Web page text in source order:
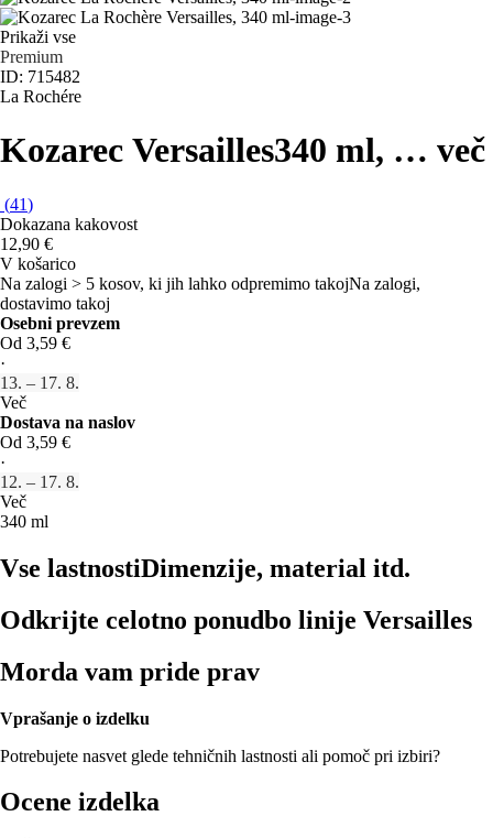
Prikaži vse
Premium
ID: 715482
La Rochére
Kozarec Versailles340 ml, … več
(41)
Dokazana kakovost
12,90 €
V košarico
Na zalogi > 5 kosov, ki jih lahko odpremimo takojNa zalogi,
dostavimo takoj
Osebni prevzem
Od 3,59 €
·
13. – 17. 8.
Več
Dostava na naslov
Od 3,59 €
·
12. – 17. 8.
Več
340 ml
Vse lastnostiDimenzije, material itd.
Odkrijte celotno ponudbo linije Versailles
Morda vam pride prav
Vprašanje o izdelku
Potrebujete nasvet glede tehničnih lastnosti ali pomoč pri izbiri?
Ocene izdelka